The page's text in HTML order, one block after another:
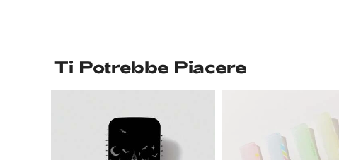
Ti Potrebbe Piacere